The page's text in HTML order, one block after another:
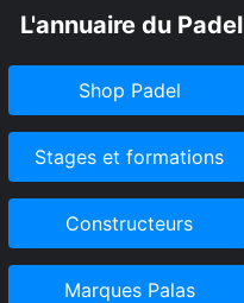
L'annuaire du Padel
Shop Padel
Stages et formations
Constructeurs
Marques Palas